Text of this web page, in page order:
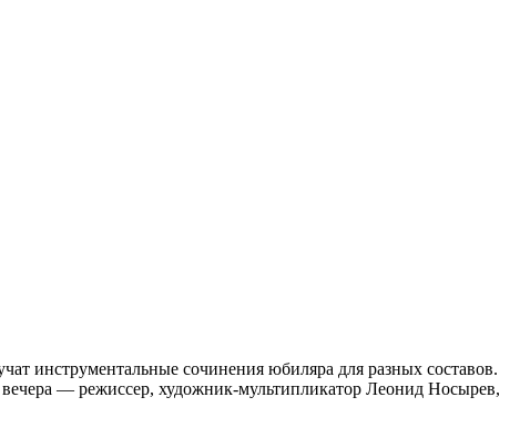
инструментальные сочинения юбиляра для разных составов.
— режиссер, художник-мультипликатор Леонид Носырев,